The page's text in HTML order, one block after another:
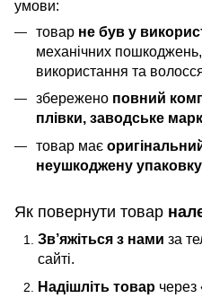
умови:
товар не був у
механічних пошкоджень,
використання та
збережено повний
плівки, заводське
товар має
неушкоджену упаковку
Як повернути товар
Зв’яжіться з нами за
сайті.
Надішліть товар через